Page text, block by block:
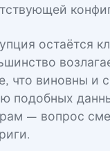
остаётся
что виновны и
подобных
— вопрос